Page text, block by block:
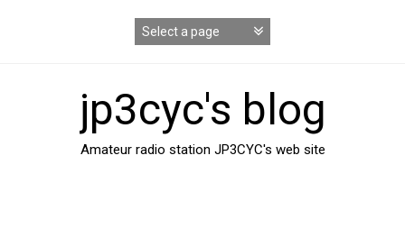
jp3cyc's blog
Amateur radio station JP3CYC's web site